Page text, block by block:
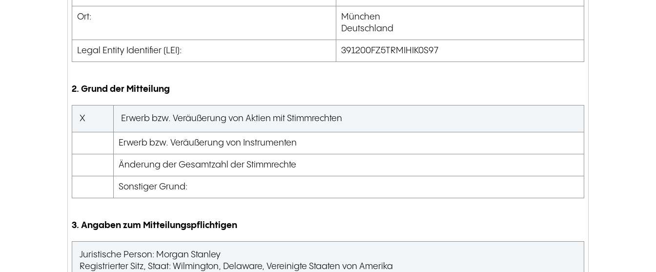
Ort:
München
Deutschland
Legal Entity Identifier (LEI): 391200FZ5TRMIHIK0S97
2. Grund der Mitteilung
X Erwerb bzw. Veräußerung von Aktien mit Stimmrechten
Erwerb bzw. Veräußerung von Instrumenten
Änderung der Gesamtzahl der Stimmrechte
Sonstiger Grund:
3. Angaben zum Mitteilungspflichtigen
Juristische Person: Morgan Stanley
Registrierter Sitz, Staat: Wilmington, Delaware, Vereinigte Staaten von Amerika